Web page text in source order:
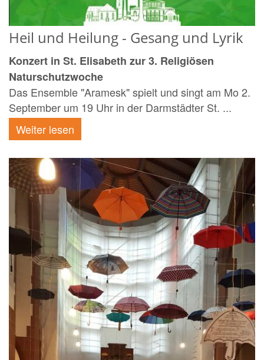
Heil und Heilung - Gesang und Lyrik
Konzert in St. Elisabeth zur 3. Religiösen
Naturschutzwoche
Das Ensemble "Aramesk" spielt und singt am Mo 2.
September um 19 Uhr in der Darmstädter St. ...
Weiter lesen